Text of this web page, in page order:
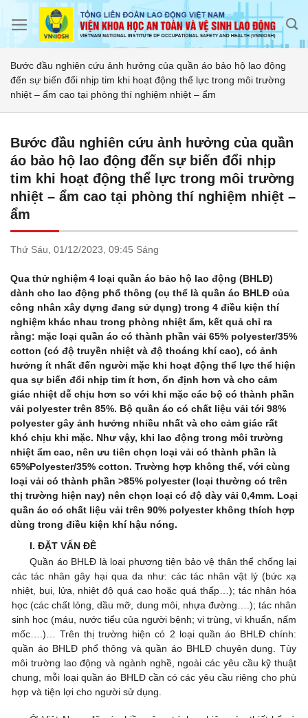
Bước đầu nghiên cứu ảnh hưởng của quần áo bảo hộ lao động
đến sự biến đổi nhịp tim khi hoạt động thể lực trong môi trường
nhiệt – ẩm cao tại phòng thí nghiệm nhiệt – ẩm
Bước đầu nghiên cứu ảnh hưởng của quần
áo bảo hộ lao động đến sự biến đổi nhịp
tim khi hoạt động thể lực trong môi trường
nhiệt – ẩm cao tại phòng thí nghiệm nhiệt –
ẩm
Thứ Sáu, 01/12/2023, 09:45 Sáng
Qua thử nghiệm 4 loại quần áo bảo hộ lao động (BHLĐ)
dành cho lao động phổ thông (cụ thể là quần áo BHLĐ của
công nhân xây dựng đang sử dụng) trong 4 điều kiện thí
nghiệm khác nhau trong phòng nhiệt ẩm, kết quả chỉ ra
rằng: mặc loại quần áo có thành phần vải 65% polyester/35%
cotton (có độ truyền nhiệt và độ thoáng khí cao), có ảnh
hưởng ít nhất đến người mặc khi hoạt động thể lực thể hiện
qua sự biến đổi nhịp tim ít hơn, ổn định hơn và cho cảm
giác nhiệt dễ chịu hơn so với khi mặc các bộ có thành phần
vải polyester trên 85%. Bộ quần áo có chất liệu vải tới 98%
polyester gây ảnh hưởng nhiều nhất và cho cảm giác rất
khó chịu khi mặc. Như vậy, khi lao động trong môi trường
nhiệt ẩm cao, nên ưu tiên chọn loại vải có thành phần là
65%Polyester/35% cotton. Trường hợp không thể, với cùng
loại vải có thành phần >85% polyester (loại thường có trên
thị trường hiện nay) nên chọn loại có độ dày vải 0,4mm. Loại
quần áo có chất liệu vải trên 90% polyester không thích hợp
dùng trong điều kiện khí hậu nóng.
I. ĐẶT VẤN ĐỀ
Quần áo BHLĐ là loại phương tiện bảo vệ thân thể chống lại
các tác nhân gây hại qua da như: các tác nhân vật lý (bức xạ
nhiệt, bụi, lửa, nhiệt độ quá cao hoặc quá thấp…); tác nhân hóa
học (các chất lỏng, dầu mỡ, dung môi, nhựa đường….); tác nhân
sinh học (máu, nước tiểu của người bệnh; vi trùng, vi khuẩn, nấm
mốc….)… Trên thị trường hiện có 2 loại quần áo BHLĐ chính:
quần áo BHLĐ phổ thông và quần áo BHLĐ chuyên dụng. Tùy
môi trường lao động và ngành nghề, ngoài các yêu cầu kỹ thuật
chung, mỗi loại quần áo BHLĐ cần có các yêu cầu riêng cho phù
hợp và tiện lợi cho người sử dụng.